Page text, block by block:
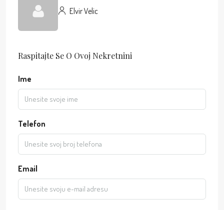
Elvir Velic
Raspitajte Se O Ovoj Nekretnini
Ime
Telefon
Email